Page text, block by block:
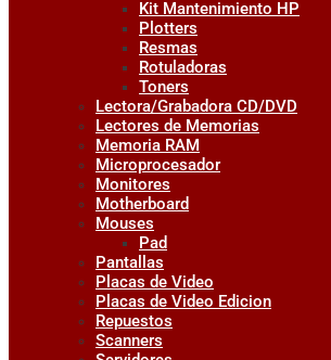
Kit Mantenimiento HP
Plotters
Resmas
Rotuladoras
Toners
Lectora/Grabadora CD/DVD
Lectores de Memorias
Memoria RAM
Microprocesador
Monitores
Motherboard
Mouses
Pad
Pantallas
Placas de Video
Placas de Video Edicion
Repuestos
Scanners